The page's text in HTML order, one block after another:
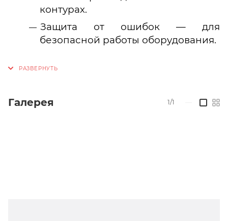
контурах.
Защита от ошибок — для
безопасной работы оборудования.
Галерея 1/1